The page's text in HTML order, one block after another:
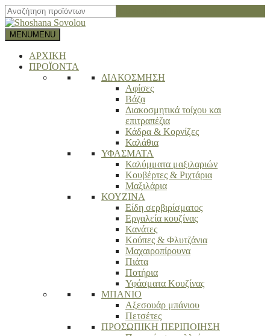
MENUMENU
ΑΡΧΙΚΗ
ΠΡΟΪΟΝΤΑ
ΔΙΑΚΟΣΜΗΣΗ
Αφίσες
Βάζα
Διακοσμητικά τοίχου και
επιτραπέζια
Κάδρα & Κορνίζες
Καλάθια
ΥΦΑΣΜΑΤΑ
Καλύμματα μαξιλαριών
Κουβέρτες & Ριχτάρια
Μαξιλάρια
ΚΟΥΖΙΝΑ
Είδη σερβιρίσματος
Εργαλεία κουζίνας
Κανάτες
Κούπες & Φλυτζάνια
Μαχαιροπίρουνα
Πιάτα
Ποτήρια
Υφάσματα Κουζίνας
ΜΠΑΝΙΟ
Αξεσουάρ μπάνιου
Πετσέτες
ΠΡΟΣΩΠΙΚΗ ΠΕΡΙΠΟΙΗΣΗ